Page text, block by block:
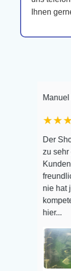
Ihnen
Manuel
★★★★★
Der Shop hat
zu sehr
Kundendienst
freundlich und
nie hat
kompetent auf